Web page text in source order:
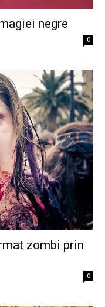
negre
0
zombi prin
0